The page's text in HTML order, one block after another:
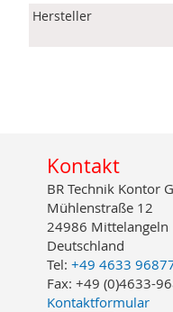
Hersteller
Kontakt
BR Technik Kontor
Mühlenstraße 12
24986 Mittelangeln
Deutschland
Tel: +49 4633
Fax: +49 (0)4633-
Kontaktformular